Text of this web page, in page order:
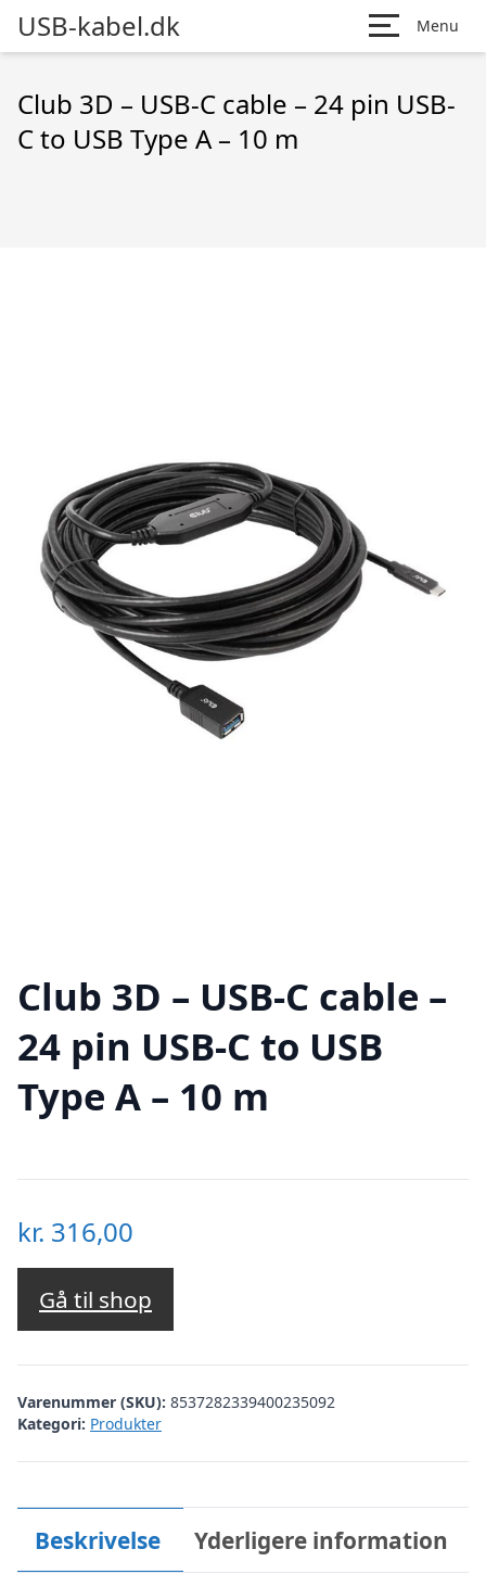
USB-kabel.dk Menu
Club 3D – USB-C cable – 24 pin USB-
C to USB Type A – 10 m
Club 3D – USB-C cable –
24 pin USB-C to USB
Type A – 10 m
kr. 316,00
Gå til shop
Varenummer (SKU): 8537282339400235092
Kategori: Produkter
Beskrivelse Yderligere information